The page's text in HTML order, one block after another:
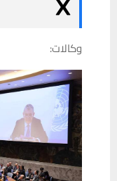
وكالات: